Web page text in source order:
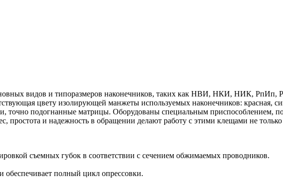
видов и типоразмеров наконечников, таких как НВИ, НКИ, НИК,
цвету изолирующей манжеты используемых наконечников: красная,
точно подогнанные матрицы. Оборудованы специальным приспособлением,
и надежность в обращении делают работу с этими клещами не
съемных губок в соответствии с сечением обжимаемых проводников.
полный цикл опрессовки.